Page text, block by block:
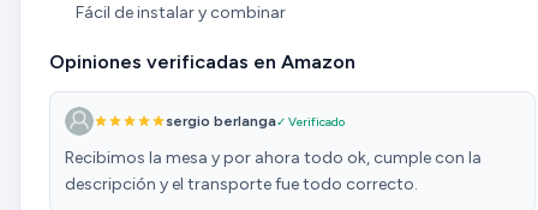
Fácil de instalar y combinar
Opiniones verificadas en Amazon
sergio berlanga✓ Verificado
Recibimos la mesa y por ahora todo ok, cumple con la
descripción y el transporte fue todo correcto.